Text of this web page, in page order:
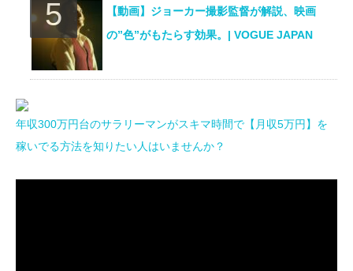
【動画】ジョーカー撮影監督が解説、映画
の”色”がもたらす効果。| VOGUE JAPAN
年収300万円台のサラリーマンがスキマ時間で【月収5万円】を
稼いでる方法を知りたい人はいませんか？